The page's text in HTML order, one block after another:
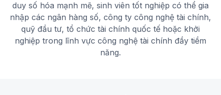
duy số hóa mạnh mẽ, sinh viên tốt nghiệp có thể gia
nhập các ngân hàng số, công ty công nghệ tài chính,
quỹ đầu tư, tổ chức tài chính quốc tế hoặc khởi
nghiệp trong lĩnh vực công nghệ tài chính đầy tiềm
năng.